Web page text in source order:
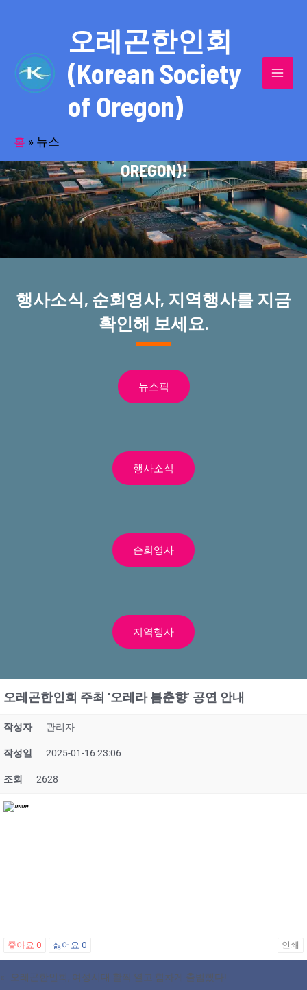
오레곤한인회
(Korean Society
of Oregon)
홈 » 뉴스
반세기의 세월을 품고 동포사회를 섬겨온
오레곤한인회(KOREAN SOCIETY OF
OREGON)!
행사소식, 순회영사, 지역행사를 지금
확인해 보세요.
뉴스픽
행사소식
순회영사
지역행사
오레곤한인회 주최 ‘오레라 봄춘향’ 공연 안내
작성자 관리자
작성일 2025-01-16 23:06
조회 2628
좋아요 0 싫어요 0 인쇄
«
오레곤한인회, 여성시대 활짝 열고 힘차게 출범했다!